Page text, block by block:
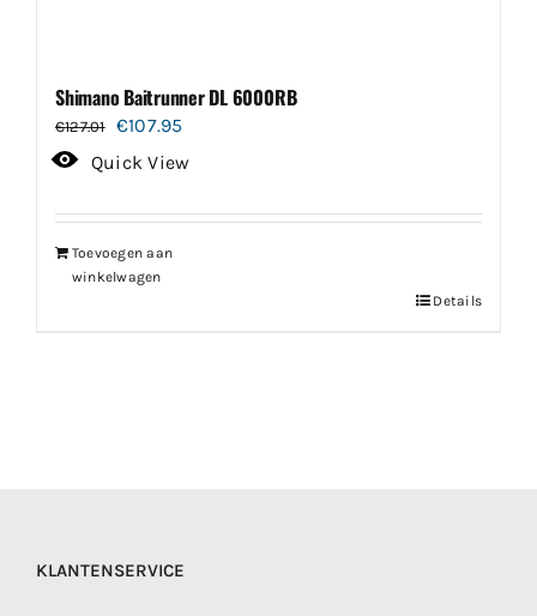
Shimano Baitrunner DL 6000RB
€127.01
Oorspronkelijke
prijs
€127.01.
€107.95
prijs
€107.95.
Quick View
Toevoegen aan
winkelwagen
Details
KLANTENSERVICE